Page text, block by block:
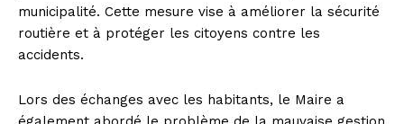
municipalité. Cette mesure vise à améliorer la sécurité
routière et à protéger les citoyens contre les
accidents.
Lors des échanges avec les habitants, le Maire a